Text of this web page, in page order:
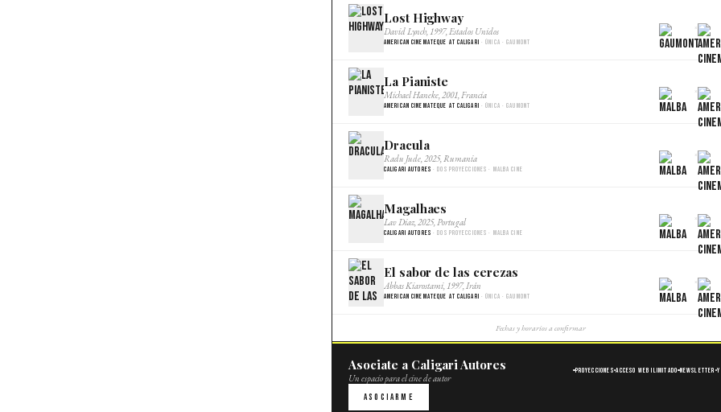
Lost Highway
David Lynch, 1997, Estados Unidos
American Cinemateque at Caligari · Única · Gaumont
×
La Pianiste
Michael Haneke, 2001, Francia
American Cinemateque at Caligari · Única · Gaumont
×
Dracula
Radu Jude, 2025, Rumania
Caligari Autores · Dos proyecciones · Malba Cine
×
Magalhaes
Lav Diaz, 2025, Portugal
Caligari Autores · Dos proyecciones · Malba Cine
×
El sabor de las cerezas
Abbas Kiarostami, 1997, Irán
American Cinemateque at Caligari · Única · Gaumont
×
Fechas y horarios a confirmar
Asociate a Caligari Autores
Un espacio para el cine de autor
Proyecciones Acceso web ilimitado Newsletter
Asociarme